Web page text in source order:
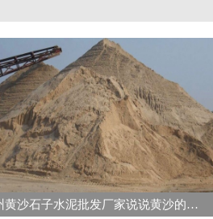
湖州黄沙石子水泥批发厂家说说黄沙的种类都分为哪些呢